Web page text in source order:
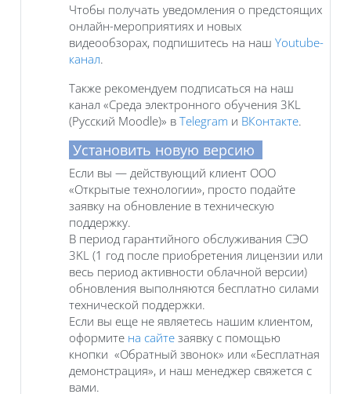
Чтобы получать уведомления о предстоящих
онлайн-мероприятиях и новых
видеообзорах, подпишитесь на наш Youtube-
канал.
Также рекомендуем подписаться на наш
канал «Среда электронного обучения 3KL
(Русский Moodle)» в Telegram и ВКонтакте.
Установить новую версию
Если вы — действующий клиент ООО
«Открытые технологии», просто подайте
заявку на обновление в техническую
поддержку.
В период гарантийного обслуживания СЭО
3KL (1 год после приобретения лицензии или
весь период активности облачной версии)
обновления выполняются бесплатно силами
технической поддержки.
Если вы еще не являетесь нашим клиентом,
оформите на сайте заявку с помощью
кнопки «Обратный звонок» или «Бесплатная
демонстрация», и наш менеджер свяжется с
вами.